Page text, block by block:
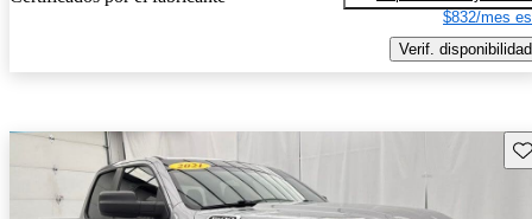
$832/mes
Verif. disponibilidad